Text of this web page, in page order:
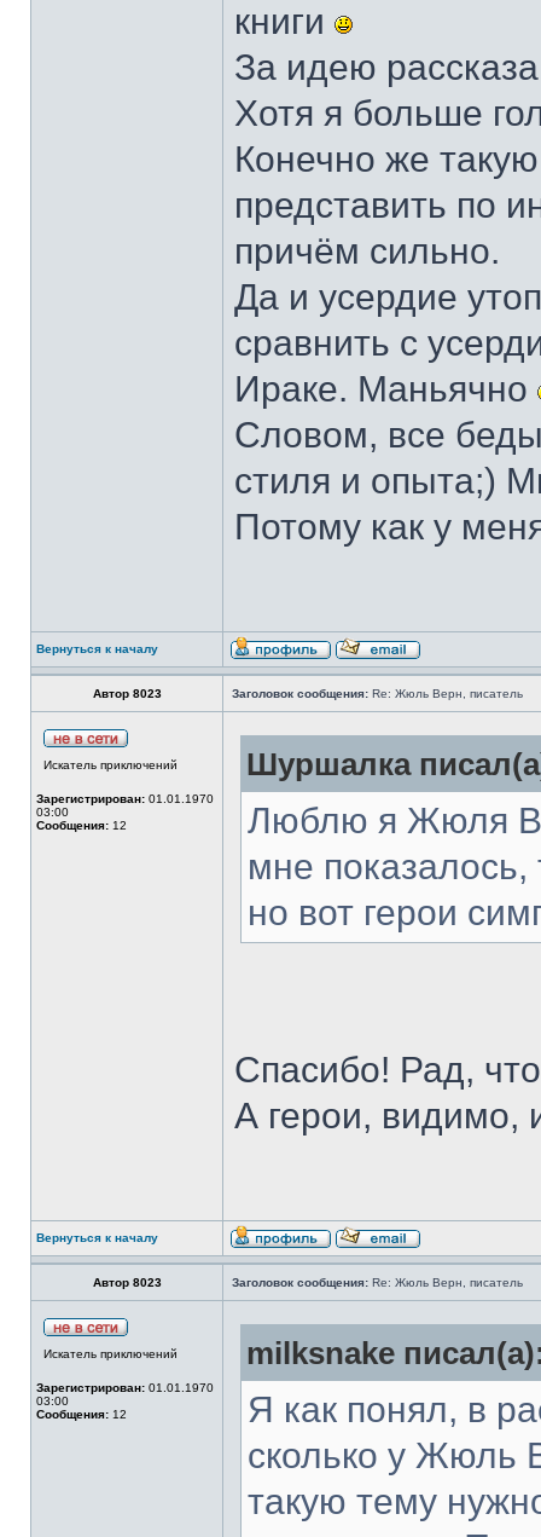
книги
За идею
Хотя я больше
Конечно же
представить по
причём сильно.
Да и усердие
сравнить с
Ираке. Маньячно
Словом, все беды
стиля и опыта;)
Потому как у
Вернуться к началу
Автор 8023 Заголовок сообщения: Re: Жюль Верн, писатель
Искатель приключений
Зарегистрирован: 01.01.1970
03:00
Сообщения: 12
Шуршалка
Люблю я Жюля
мне показалось,
но вот герои
Спасибо! Рад,
А герои, видимо,
Вернуться к началу
Автор 8023 Заголовок сообщения: Re: Жюль Верн, писатель
Искатель приключений
Зарегистрирован: 01.01.1970
03:00
Сообщения: 12
milksnake
Я как понял, в
сколько у Жюль
такую тему